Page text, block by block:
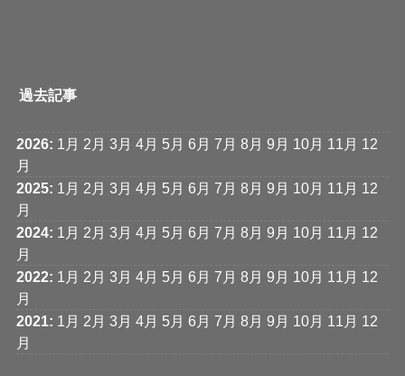
過去記事
2026: 1月 2月 3月 4月 5月 6月 7月 8月 9月 10月 11月 12
月
2025: 1月 2月 3月 4月 5月 6月 7月 8月 9月 10月 11月 12
月
2024: 1月 2月 3月 4月 5月 6月 7月 8月 9月 10月 11月 12
月
2022: 1月 2月 3月 4月 5月 6月 7月 8月 9月 10月 11月 12
月
2021 : 1月 2月 3月 4月 5月 6月 7月 8月 9月 10月 11月 12
月